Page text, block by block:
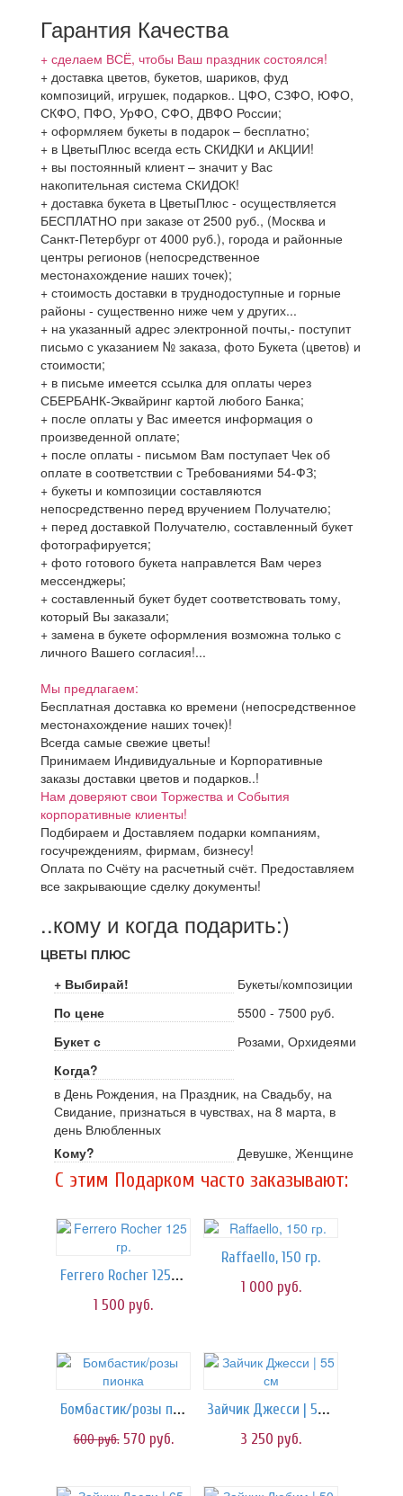
Гарантия Качества
+ сделаем ВСЁ, чтобы Ваш праздник состоялся!
+ доставка цветов, букетов, шариков, фуд
композиций, игрушек, подарков.. ЦФО, СЗФО, ЮФО,
СКФО, ПФО, УрФО, СФО, ДВФО России;
+ оформляем букеты в подарок – бесплатно;
+ в ЦветыПлюс всегда есть СКИДКИ и АКЦИИ!
+ вы постоянный клиент – значит у Вас
накопительная система СКИДОК!
+ доставка букета в ЦветыПлюс - осуществляется
БЕСПЛАТНО при заказе от 2500 руб., (Москва и
Санкт-Петербург от 4000 руб.), города и районные
центры регионов (непосредственное
местонахождение наших точек);
+ стоимость доставки в труднодоступные и горные
районы - существенно ниже чем у других...
+ на указанный адрес электронной почты,- поступит
письмо с указанием № заказа, фото Букета (цветов) и
стоимости;
+ в письме имеется ссылка для оплаты через
СБЕРБАНК-Эквайринг картой любого Банка;
+ после оплаты у Вас имеется информация о
произведенной оплате;
+ после оплаты - письмом Вам поступает Чек об
оплате в соответствии с Требованиями 54-ФЗ;
+ букеты и композиции составляются
непосредственно перед вручением Получателю;
+ перед доставкой Получателю, составленный букет
фотографируется;
+ фото готового букета направлется Вам через
мессенджеры;
+ составленный букет будет соответствовать тому,
который Вы заказали;
+ замена в букете оформления возможна только с
личного Вашего согласия!...
Мы предлагаем:
Бесплатная доставка ко времени (непосредственное
местонахождение наших точек)!
Всегда самые свежие цветы!
Принимаем Индивидуальные и Корпоративные
заказы доставки цветов и подарков..!
Нам доверяют свои Торжества и События
корпоративные клиенты!
Подбираем и Доставляем подарки компаниям,
госучреждениям, фирмам, бизнесу!
Оплата по Счёту на расчетный счёт. Предоставляем
все закрывающие сделку документы!
..кому и когда подарить:)
ЦВЕТЫ ПЛЮС
+ Выбирай!
Букеты/композиции
По цене
5500 - 7500 руб.
Букет с
Розами, Орхидеями
Когда?
в День Рождения, на Праздник, на Свадьбу, на
Свидание, признаться в чувствах, на 8 марта, в
день Влюбленных
Кому?
Девушке, Женщине
C этим Подарком часто заказывают:
Ferrero Rocher 125 гр.
1 500 руб.
Raffaello, 150 гр.
1 000 руб.
Бомбастик/розы пионка
600руб. 570 руб.
Зайчик Джесси | 55 см
3 250 руб.